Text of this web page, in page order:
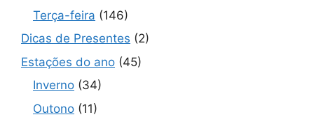
Terça-feira (146)
Dicas de Presentes (2)
Estações do ano (45)
Inverno (34)
Outono (11)